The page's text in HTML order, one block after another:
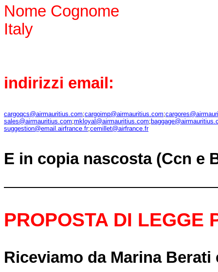
Nome Cognome
Italy
indirizzi email:
cargoqcs@airmauritius.com;cargoimp@airmauritius.com;
sales@airmauritius.com;mkloyal@airmauritius.com;
suggestion@email.airfrance.fr;cemillet@airfrance.fr
E in copia nascosta (Ccn e
PROPOSTA DI LEGGE
Riceviamo da Marina